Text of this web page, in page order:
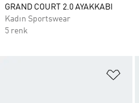
GRAND COURT 2.0 AYAKKABI
Kadın Sportswear
5 renk